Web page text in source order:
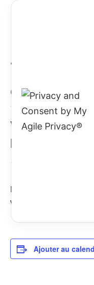
« Tous les
Cet évènement
Visite
latine
17 juin 2025
Du 17 juin au 20 août,
visite canonique dans
Ajouter au